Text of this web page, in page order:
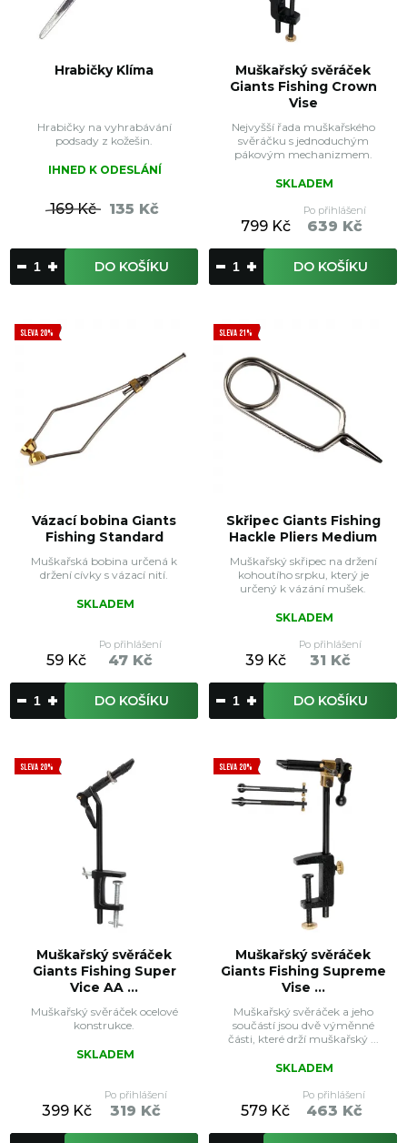
Hrabičky Klíma
Hrabičky na vyhrabávání
podsady z kožešin.
IHNED K ODESLÁNÍ
169 Kč 135 Kč
DO KOŠÍKU
Muškařský svěráček
Giants Fishing Crown
Vise
Nejvyšší řada muškařského
svěráčku s jednoduchým
pákovým mechanizmem.
SKLADEM
799 Kč
Po přihlášení
639 Kč
DO KOŠÍKU
SLEVA 20%
Vázací bobina Giants
Fishing Standard
Muškařská bobina určená k
držení cívky s vázací nití.
SKLADEM
59 Kč
Po přihlášení
47 Kč
DO KOŠÍKU
SLEVA 21%
Skřipec Giants Fishing
Hackle Pliers Medium
Muškařský skřipec na držení
kohoutího srpku, který je
určený k vázání mušek.
SKLADEM
39 Kč
Po přihlášení
31 Kč
DO KOŠÍKU
SLEVA 20%
Muškařský svěráček
Giants Fishing Super
Vice AA ...
Muškařský svěráček ocelové
konstrukce.
SKLADEM
399 Kč
Po přihlášení
319 Kč
SLEVA 20%
Muškařský svěráček
Giants Fishing Supreme
Vise ...
Muškařský svěráček a jeho
součástí jsou dvě výměnné
části, které drží muškařský ...
SKLADEM
579 Kč
Po přihlášení
463 Kč